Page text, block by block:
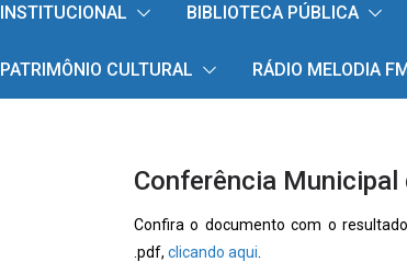
INSTITUCIONAL BIBLIOTECA PÚBLICA
PATRIMÔNIO CULTURAL RÁDIO MELODIA
Conferência Municipal
Confira o documento com o
.pdf, clicando aqui